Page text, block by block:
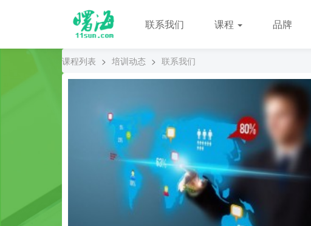
联系我们 课程 品牌
课程列表 > 培训动态 > 联系我们